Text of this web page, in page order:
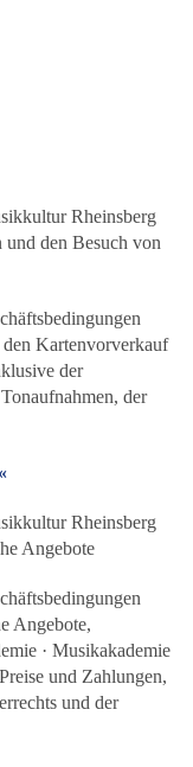
Rheinsberg
den Besuch von
Kartenvorverkauf
der
der
Rheinsberg
Angebote
Angebote,
· Musikakademie
und Zahlungen,
und der